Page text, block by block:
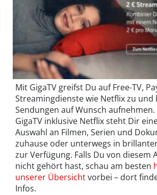
Mit GigaTV greifst Du auf Free-TV,
Streamingdienste wie Netflix zu und
Sendungen auf Wunsch
GigaTV inklusive Netflix steht Dir
Auswahl an Filmen, Serien und
zuhause oder unterwegs in
zur Verfügung. Falls Du von diesem
nicht gehört hast, schau am besten
unserer Übersichtvorbei – dort
Infos.